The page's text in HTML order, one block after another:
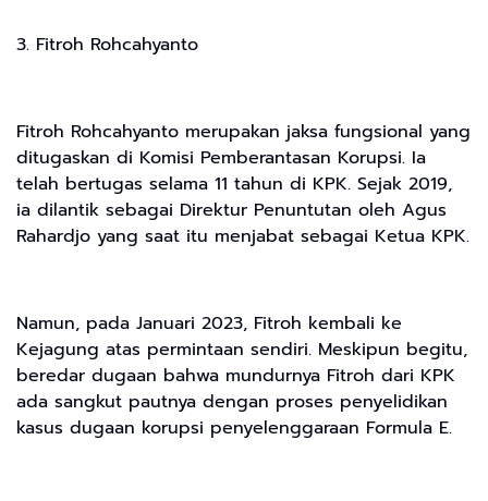
3. Fitroh Rohcahyanto
Fitroh Rohcahyanto merupakan jaksa fungsional yang
ditugaskan di Komisi Pemberantasan Korupsi. Ia
telah bertugas selama 11 tahun di KPK. Sejak 2019,
ia dilantik sebagai Direktur Penuntutan oleh Agus
Rahardjo yang saat itu menjabat sebagai Ketua KPK.
Namun, pada Januari 2023, Fitroh kembali ke
Kejagung atas permintaan sendiri. Meskipun begitu,
beredar dugaan bahwa mundurnya Fitroh dari KPK
ada sangkut pautnya dengan proses penyelidikan
kasus dugaan korupsi penyelenggaraan Formula E.